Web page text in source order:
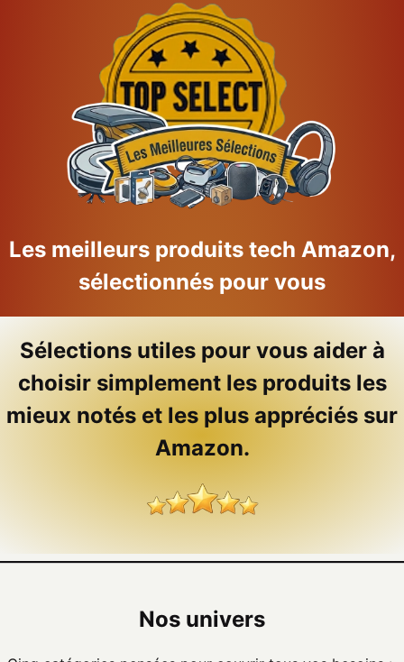
Les meilleurs produits tech Amazon,
sélectionnés pour vous
Sélections utiles pour vous aider à
choisir simplement les produits les
mieux notés et les plus appréciés sur
Amazon.
Nos univers